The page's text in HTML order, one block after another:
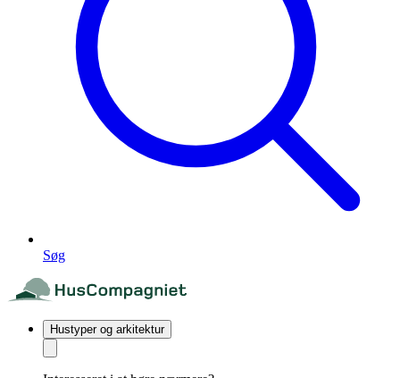
Søg
Hustyper og arkitektur